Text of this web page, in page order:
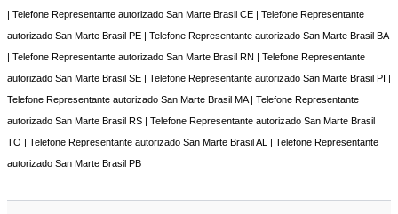
| Telefone Representante autorizado San Marte Brasil CE | Telefone Representante
autorizado San Marte Brasil PE | Telefone Representante autorizado San Marte Brasil BA
| Telefone Representante autorizado San Marte Brasil RN | Telefone Representante
autorizado San Marte Brasil SE | Telefone Representante autorizado San Marte Brasil PI |
Telefone Representante autorizado San Marte Brasil MA | Telefone Representante
autorizado San Marte Brasil RS | Telefone Representante autorizado San Marte Brasil
TO | Telefone Representante autorizado San Marte Brasil AL | Telefone Representante
autorizado San Marte Brasil PB